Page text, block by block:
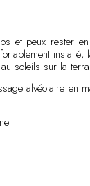
et peux rester
soleils sur la
alvéolaire en